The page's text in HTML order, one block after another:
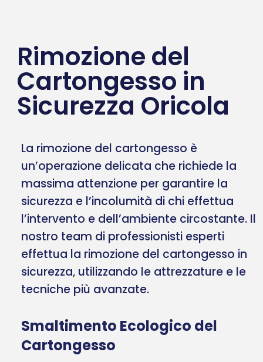
Rimozione del
Cartongesso in
Sicurezza Oricola
La rimozione del cartongesso è
un’operazione delicata che richiede la
massima attenzione per garantire la
sicurezza e l’incolumità di chi effettua
l’intervento e dell’ambiente circostante. Il
nostro team di professionisti esperti
effettua la rimozione del cartongesso in
sicurezza, utilizzando le attrezzature e le
tecniche più avanzate.
Smaltimento Ecologico del
Cartongesso